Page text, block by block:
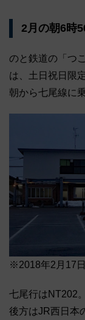
2月の朝6時
のと鉄道の「つ
は、土日祝日限
朝から七尾線に
※2018年2月17
七尾行はNT202
後方はJR西日本